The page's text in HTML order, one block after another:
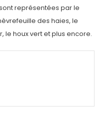
représentées par le
des haies, le
le houx vert et plus encore.